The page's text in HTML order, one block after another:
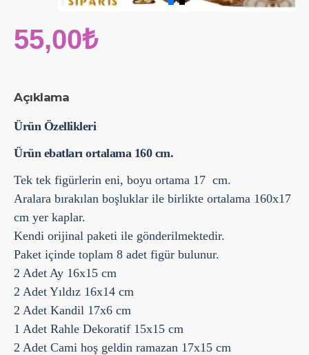
Açıklama
Ürün Özellikleri
Ürün ebatları ortalama 160 cm.
Tek tek figürlerin eni, boyu ortama 17 cm.
Aralara bırakılan boşluklar ile birlikte ortalama 160x17
cm yer kaplar.
Kendi orijinal paketi ile gönderilmektedir.
Paket içinde toplam 8 adet figür bulunur.
2 Adet Ay 16x15 cm
2 Adet Yıldız 16x14 cm
2 Adet Kandil 17x6 cm
1 Adet Rahle Dekoratif 15x15 cm
2 Adet Cami hoş geldin ramazan 17x15 cm
55,00₺